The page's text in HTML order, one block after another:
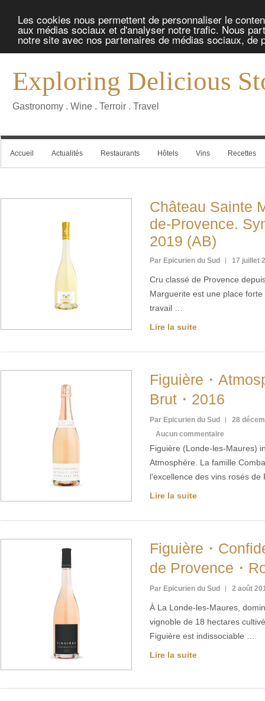
Les cookies nous permettent de personnaliser le
aux médias sociaux et d'analyser notre trafic. Nous
notre site avec nos partenaires de médias sociaux, de
Exploring Delicious
Gastronomy . Wine . Terroir . Travel
Accueil Actualités Restaurants Hôtels Vins Recettes
Château Sainte
de-Provence.
2019 (AB)
Par Epicurien du Sud 17 juillet
Cru classé de Provence
Marguerite est une place
travail …
Lire la suite
Figuière・
Brut・2016
Par Epicurien du Sud
28
Aucun commentaire
Figuière (Londe-les-Maures)
Atmosphère. La famille
l’excellence des vins rosés
Lire la suite
Figuière・
de Provence・
Par Epicurien du Sud 2 août
À La Londe-les-Maures,
vignoble de 18 hectares
Figuière est indissociable …
Lire la suite